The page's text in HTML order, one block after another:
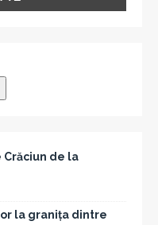
Crăciun de la
la granița dintre